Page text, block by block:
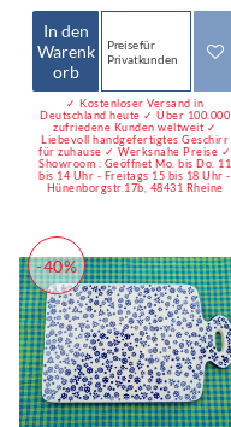
In den
Warenk
orb
Preise für
Privatkunden
✓ Kostenloser Versand in
Deutschland heute ✓ Über 100.000
zufriedene Kunden weltweit ✓
Liebevoll handgefertigtes Geschirr
für zuhause ✓ Werksnahe Preise ✓
Showroom : Geöffnet Mo. bis Do. 11
bis 14 Uhr - Freitags 15 bis 18 Uhr -
Hünenborgstr.17b, 48431 Rheine
-40%